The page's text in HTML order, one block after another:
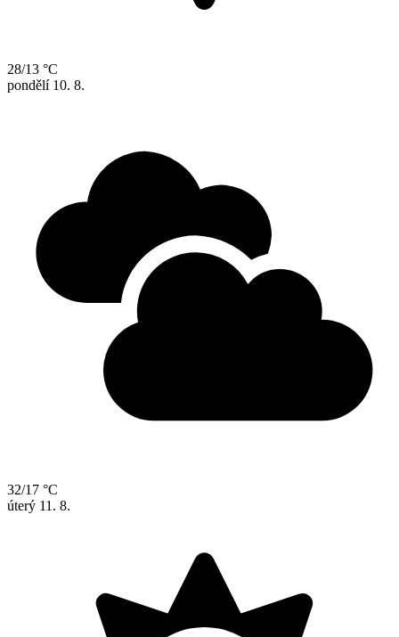
28/13 °C
pondělí 10. 8.
32/17 °C
úterý 11. 8.